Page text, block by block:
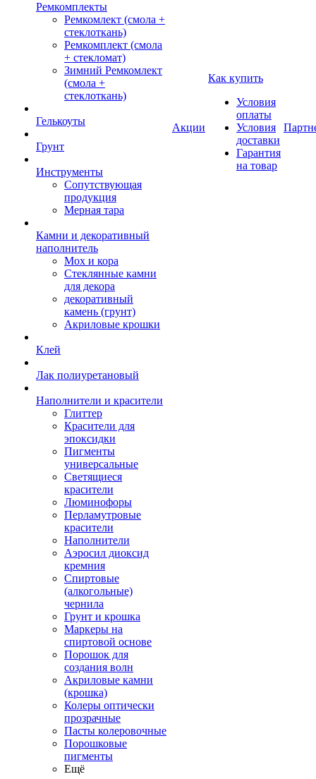
Ремкомплекты
Ремкомлект (смола +
стеклоткань)
Ремкомплект (смола
+ стекломат)
Зимний Ремкомлект
(смола +
стеклоткань)
Гелькоуты
Грунт
Инструменты
Сопутствующая
продукция
Мерная тара
Камни и декоративный
наполнитель
Мох и кора
Стеклянные камни
для декора
декоративный
камень (грунт)
Акриловые крошки
Клей
Лак полиуретановый
Наполнители и красители
Глиттер
Красители для
эпоксидки
Пигменты
универсальные
Светящиеся
красители
Люминофоры
Перламутровые
красители
Наполнители
Аэросил диоксид
кремния
Спиртовые
(алкогольные)
чернила
Грунт и крошка
Маркеры на
спиртовой основе
Порошок для
создания волн
Акриловые камни
(крошка)
Колеры оптически
прозрачные
Пасты колеровочные
Порошковые
пигменты
Ещё
Акции
Как купить
Условия
оплаты
Условия
доставки
Гарантия
на товар